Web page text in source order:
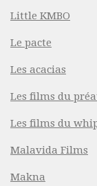
Little KMBO
Le pacte
Les acacias
Les films du
Les films du
Malavida Films
Makna